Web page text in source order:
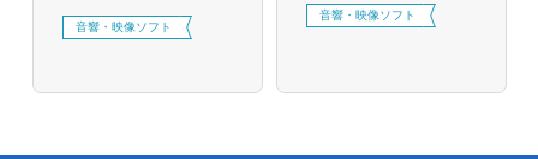
音響・映像ソフト
音響・映像ソフト